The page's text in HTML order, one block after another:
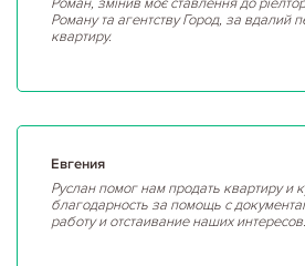
Роману та агентству Город, за вдалий
квартиру.
Евгения
Руслан помог нам продать квартиру и
благодарность за помощь с
работу и отстаивание наших интересов.